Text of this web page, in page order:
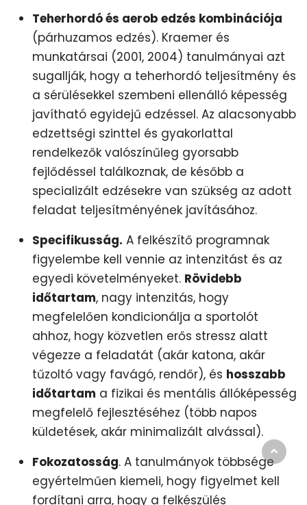
Teherhordó és aerob edzés kombinációja
(párhuzamos edzés). Kraemer és
munkatársai (2001, 2004) tanulmányai azt
sugallják, hogy a teherhordó teljesítmény és
a sérülésekkel szembeni ellenálló képesség
javítható egyidejű edzéssel. Az alacsonyabb
edzettségi szinttel és gyakorlattal
rendelkezők valószínűleg gyorsabb
fejlődéssel találkoznak, de később a
specializált edzésekre van szükség az adott
feladat teljesítményének javításához.
Specifikusság. A felkészítő programnak
figyelembe kell vennie az intenzitást és az
egyedi követelményeket. Rövidebb
időtartam, nagy intenzitás, hogy
megfelelően kondicionálja a sportolót
ahhoz, hogy közvetlen erős stressz alatt
végezze a feladatát (akár katona, akár
tűzoltó vagy favágó, rendőr), és hosszabb
időtartam a fizikai és mentális állóképesség
megfelelő fejlesztéséhez (több napos
küldetések, akár minimalizált alvással).
Fokozatosság. A tanulmányok többsége
egyértelműen kiemeli, hogy figyelmet kell
fordítani arra, hogy a felkészülés